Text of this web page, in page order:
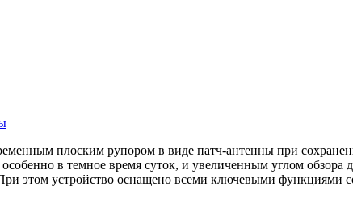
плоским рупором в виде патч-антенны при
в темное время суток, и увеличенным углом обзора
При этом устройство оснащено всеми ключевыми